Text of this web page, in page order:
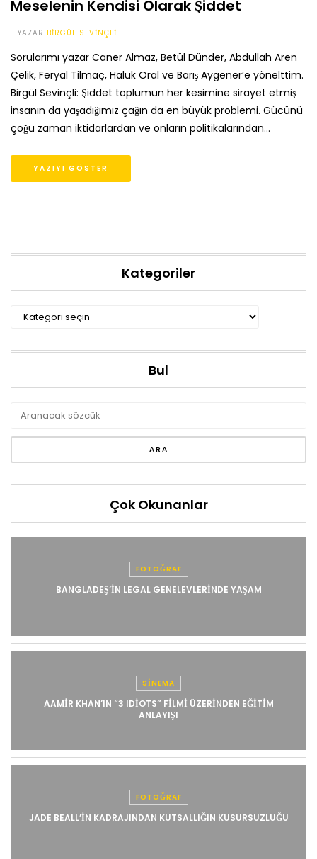
Meselenin Kendisi Olarak Şiddet
YAZAR BIRGÜL SEVINÇLI
Sorularımı yazar Caner Almaz, Betül Dünder, Abdullah Aren
Çelik, Feryal Tilmaç, Haluk Oral ve Barış Aygener’e yönelttim.
Birgül Sevinçli: Şiddet toplumun her kesimine sirayet etmiş
insanın da yaşadığımız çağın da en büyük problemi. Gücünü
çoğu zaman iktidarlardan ve onların politikalarından…
YAZIYI GÖSTER
Kategoriler
Kategoriler
Bul
Çok Okunanlar
FOTOĞRAF
BANGLADEŞ’IN LEGAL GENELEVLERINDE YAŞAM
SINEMA
AAMIR KHAN’IN “3 IDIOTS” FILMI ÜZERINDEN EĞITIM
ANLAYIŞI
FOTOĞRAF
JADE BEALL’IN KADRAJINDAN KUTSALLIĞIN KUSURSUZLUĞU